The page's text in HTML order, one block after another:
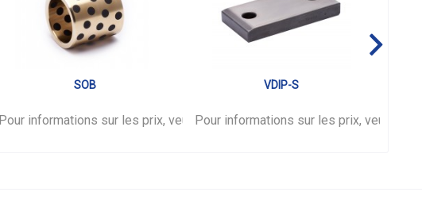
vousconnecter.
SOB
Pour informations sur les prix, veuillez vousconnecter.
VDIP-S
Pour informations sur les prix, veuillez